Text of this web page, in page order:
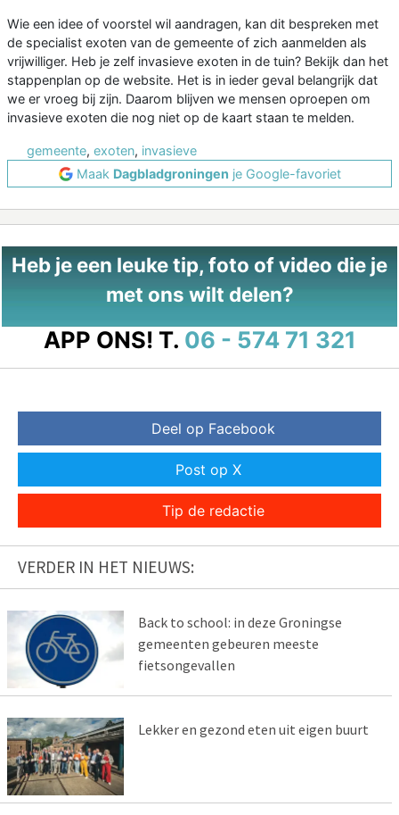
Wie een idee of voorstel wil aandragen, kan dit bespreken met
de specialist exoten van de gemeente of zich aanmelden als
vrijwilliger. Heb je zelf invasieve exoten in de tuin? Bekijk dan het
stappenplan op de website. Het is in ieder geval belangrijk dat
we er vroeg bij zijn. Daarom blijven we mensen oproepen om
invasieve exoten die nog niet op de kaart staan te melden.
gemeente, exoten, invasieve
Maak Dagbladgroningen je Google-favoriet
Heb je een leuke tip, foto of video die je
met ons wilt delen?
APP ONS! T. 06 - 574 71 321
Deel op Facebook
Post op X
Tip de redactie
VERDER IN HET NIEUWS:
Back to school: in deze Groningse
gemeenten gebeuren meeste
fietsongevallen
Lekker en gezond eten uit eigen buurt